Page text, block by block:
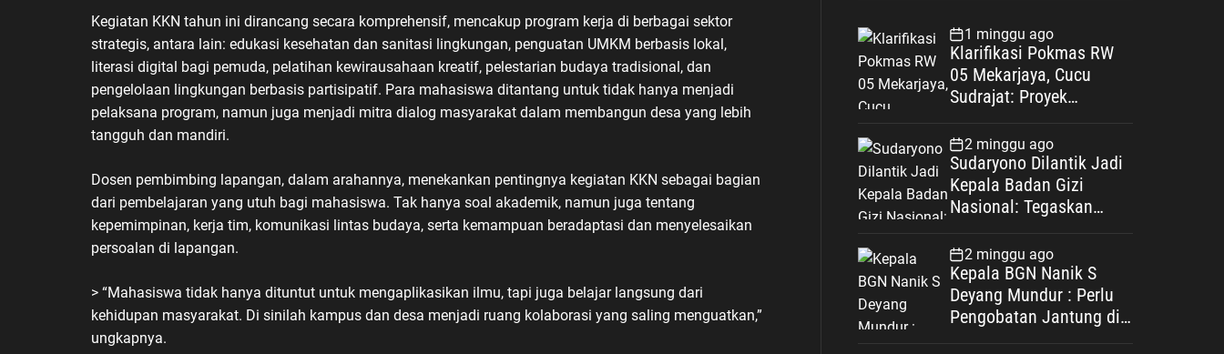
Kegiatan KKN tahun ini dirancang secara komprehensif, mencakup program kerja di berbagai sektor
strategis, antara lain: edukasi kesehatan dan sanitasi lingkungan, penguatan UMKM berbasis lokal,
literasi digital bagi pemuda, pelatihan kewirausahaan kreatif, pelestarian budaya tradisional, dan
pengelolaan lingkungan berbasis partisipatif. Para mahasiswa ditantang untuk tidak hanya menjadi
pelaksana program, namun juga menjadi mitra dialog masyarakat dalam membangun desa yang lebih
tangguh dan mandiri.
Dosen pembimbing lapangan, dalam arahannya, menekankan pentingnya kegiatan KKN sebagai bagian
dari pembelajaran yang utuh bagi mahasiswa. Tak hanya soal akademik, namun juga tentang
kepemimpinan, kerja tim, komunikasi lintas budaya, serta kemampuan beradaptasi dan menyelesaikan
persoalan di lapangan.
> “Mahasiswa tidak hanya dituntut untuk mengaplikasikan ilmu, tapi juga belajar langsung dari
kehidupan masyarakat. Di sinilah kampus dan desa menjadi ruang kolaborasi yang saling menguatkan,”
ungkapnya.
1 minggu ago
Klarifikasi Pokmas RW
05 Mekarjaya, Cucu
Sudrajat: Proyek
Spesifikasi
2 minggu ago
Sudaryono Dilantik Jadi
Kepala Badan Gizi
Nasional: Tegaskan
Kepentingan
2 minggu ago
Kepala BGN Nanik S
Deyang Mundur : Perlu
Pengobatan Jantung di